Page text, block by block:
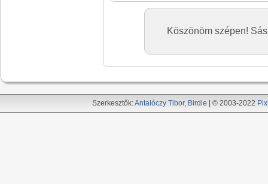
Köszönöm szépen!
Szerkesztők:Antalóczy Tibor, Birdie | © 2003-2022